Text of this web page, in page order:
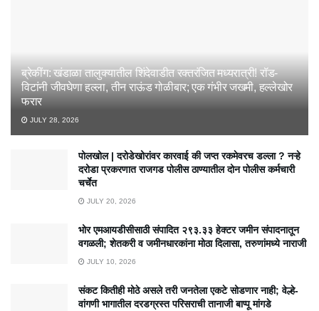
ब्रेकींग: खंडाळा तालुक्यातील शिंदेवाडीत रक्तरंजित मध्यरात्री! रॉड-
विटांनी जीवघेणा हल्ला, तीन राऊंड गोळीबार; एक गंभीर जखमी, हल्लेखोर
फरार
JULY 28, 2026
पोलखोल | दरोडेखोरांवर कारवाई की जप्त रकमेवरच डल्ला ? नऱ्हे
दरोडा प्रकरणात राजगड पोलीस ठाण्यातील दोन पोलीस कर्मचारी
चर्चेत
JULY 20, 2026
भोर एमआयडीसीसाठी संपादित २९३.३३ हेक्टर जमीन संपादनातून
वगळली; शेतकरी व जमीनधारकांना मोठा दिलासा, तरुणांमध्ये नाराजी
JULY 10, 2026
संकट कितीही मोठे असले तरी जनतेला एकटे सोडणार नाही; वेल्हे-
वांगणी भागातील दरडग्रस्त परिसराची तानाजी बाप्पू मांगडे